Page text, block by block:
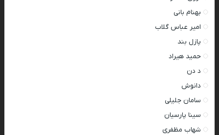
بهنام بانی
امیر عباس گلاب
پازل بند
حمید هیراد
د دن
دانوش
سامان جلیلی
سینا پارسیان
شهاب مظفری